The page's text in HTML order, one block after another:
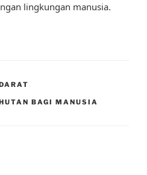
lingkungan manusia.
BAGI MANUSIA